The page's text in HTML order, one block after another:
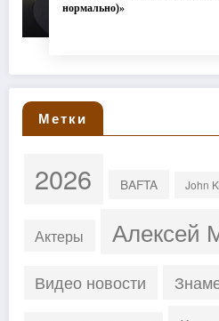
нормально)»
Метки
2026 BAFTA John
Актеры Алексей
Видео новости